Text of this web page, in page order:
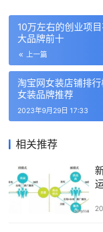
10万左右的创业项
大品牌前十
上一篇
淘宝网女装店铺排
女装品牌推荐
2023年9月29日 17:33
相关推荐